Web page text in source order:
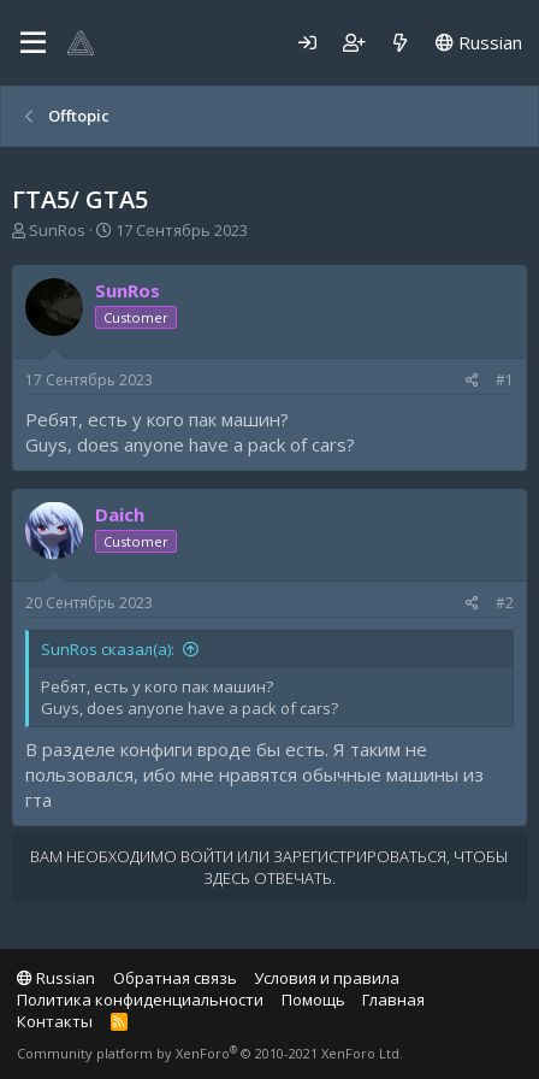
Russian
Offtopic
ГТА5/ GTA5
А
т
о
р
м
SunRos
Д
т
а
н
а
а
17 Сентябрь 2023
SunRos
Customer
17 Сентябрь 2023 #1
Ребят, есть у кого пак машин?
Guys, does anyone have a pack of cars?
Daich
Customer
20 Сентябрь 2023 #2
SunRos сказал(а):
Ребят, есть у кого пак машин?
Guys, does anyone have a pack of cars?
В разделе конфиги вроде бы есть. Я таким не
пользовался, ибо мне нравятся обычные машины из
гта
ВАМ НЕОБХОДИМО ВОЙТИ ИЛИ ЗАРЕГИСТРИРОВАТЬСЯ, ЧТОБЫ
ЗДЕСЬ ОТВЕЧАТЬ.
Russian Обратная связь
Условия и правила
Политика конфиденциальности
Помощь
Главная
Контакты
R
S
Community platform by XenForo® © 2010-2021 XenForo Ltd.